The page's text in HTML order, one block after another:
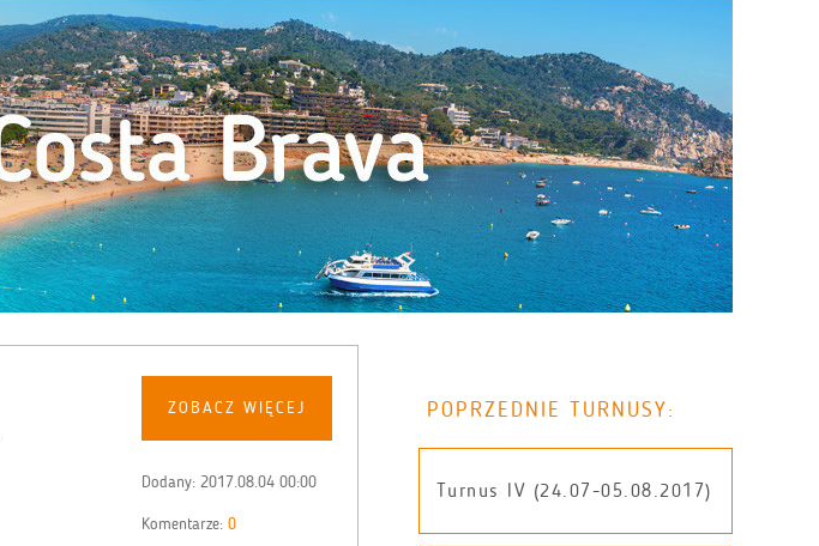
ZOBACZ WIĘCEJ
Dodany: 2017.08.04 00:00
Komentarze: 0
POPRZEDNIE TURNUSY:
Turnus IV (24.07-05.08.2017)